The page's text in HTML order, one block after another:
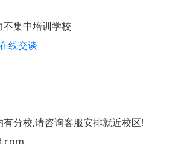
集中培训学校
线交谈
分校,请咨询客服安排就近校区!